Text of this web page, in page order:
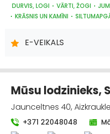
DURVIS, LOGI VĀRTI, ŽOGI
KRĀSNIS UN KAMĪNI
E-VEIKALS
Mūsu lodzinieks,
Jaunceltnes 40,
+371 22048048